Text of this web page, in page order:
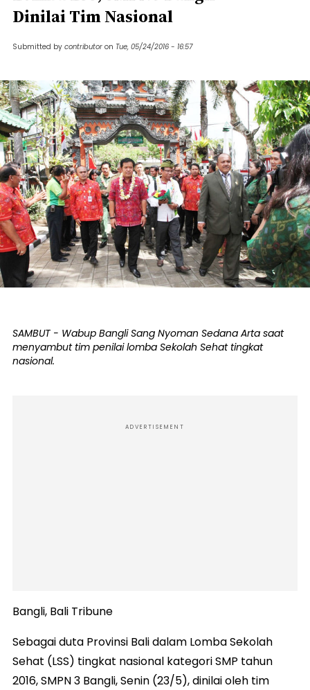
Dinilai Tim Nasional
Submitted by contributor on Tue, 05/24/2016 - 16:57
SAMBUT - Wabup Bangli Sang Nyoman Sedana Arta saat
menyambut tim penilai lomba Sekolah Sehat tingkat
nasional.
ADVERTISEMENT
Bangli, Bali Tribune
Sebagai duta Provinsi Bali dalam Lomba Sekolah
Sehat (LSS) tingkat nasional kategori SMP tahun
2016, SMPN 3 Bangli, Senin (23/5), dinilai oleh tim